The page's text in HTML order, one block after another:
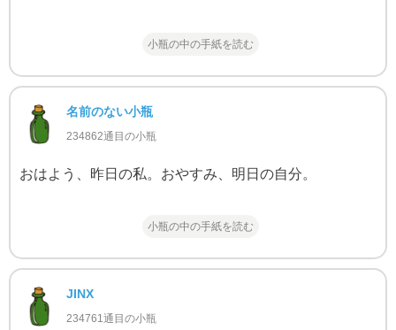
小瓶の中の手紙を読む
名前のない小瓶
234862通目の小瓶
おはよう、昨日の私。おやすみ、明日の自分。
小瓶の中の手紙を読む
JINX
234761通目の小瓶